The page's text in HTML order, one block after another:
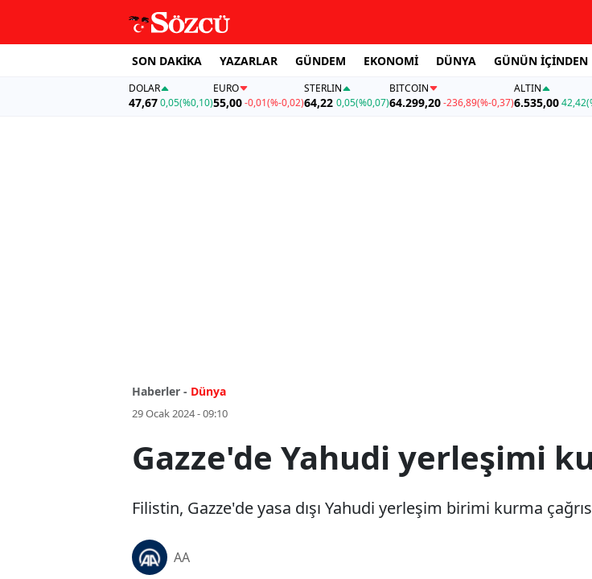
SON DAKİKA YAZARLAR GÜNDEM EKONOMİ DÜNYA GÜNÜN İÇİNDEN
DOLAR
47,670,05(%0,10)
EURO
55,00 -0,01(%-0,02)
STERLIN
64,22 0,05(%0,07)
BITCOIN
64.299,20-236,89(%-0,37)
ALTIN
6.535,0042,42
Haberler - Dünya
29 Ocak 2024 - 09:10
Gazze'de Yahudi yerleşimi
Filistin, Gazze'de yasa dışı Yahudi yerleşim birimi kurma
AA